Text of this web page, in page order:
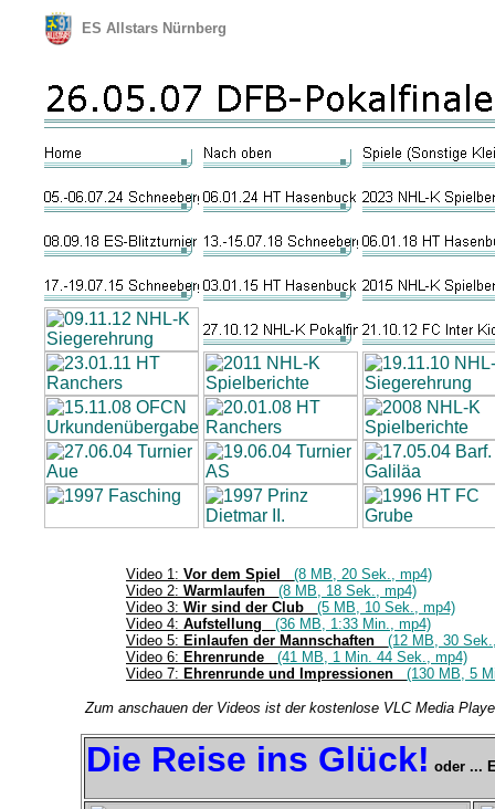
ES Allstars Nürnberg
Video 1: Vor dem Spiel
(8 MB, 20 Sek., mp4)
Video 2: Warmlaufen
(8 MB, 18 Sek., mp4)
Video 3: Wir sind der Club
(5 MB, 10 Sek., mp4)
Video 4: Aufstellung
(36 MB, 1:33 Min., mp4)
Video 5: Einlaufen der Mannschaften
(12 MB, 30
Video 6: Ehrenrunde
(41 MB, 1 Min. 44 Sek., mp4)
Video 7: Ehrenrunde und Impressionen (130 MB, 5
Zum anschauen der Videos ist der kostenlose VLC Media
Die Reise ins Glück! oder ...